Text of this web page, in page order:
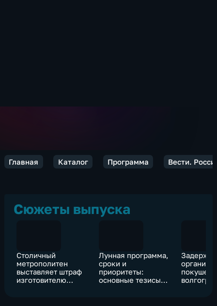
Главная Каталог Программа Вести.
Сюжеты выпуска
Столичный
метрополитен
выставляет штраф
изготовителю
Лунная программа,
сроки и
приоритеты:
основные тезисы
Задержан